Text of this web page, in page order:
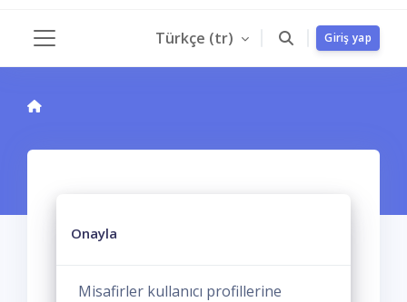
Türkçe ‎(tr)‎ Giriş yap
Onayla
Misafirler kullanıcı profillerine